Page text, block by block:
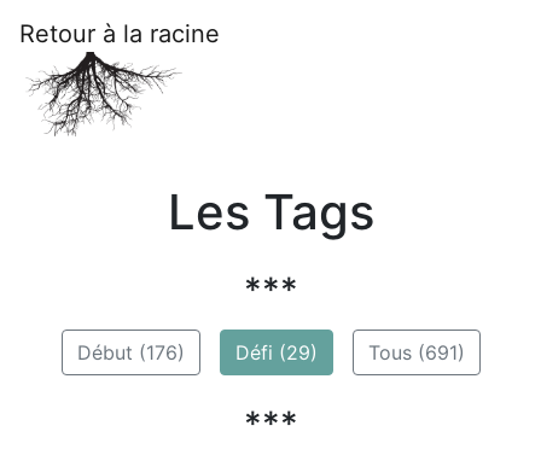
Retour à la racine
Les Tags
***
Début (176) Défi (29) Tous (691)
***